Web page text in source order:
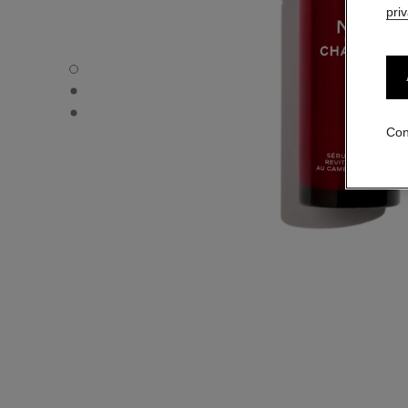
N°1 DE CHANEL SÉRUM YEUX REVITALISANT –
N°1 DE CHANEL SÉRUM YEUX REVITALISANT –
N°1 DE CHANEL SÉRUM YEUX REVITALISANT –